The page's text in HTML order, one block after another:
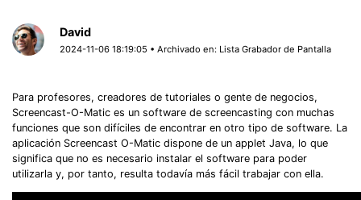
David
2024-11-06 18:19:05 • Archivado en: Lista Grabador de Pantalla
Para profesores, creadores de tutoriales o gente de negocios,
Screencast-O-Matic es un software de screencasting con muchas
funciones que son difíciles de encontrar en otro tipo de software. La
aplicación Screencast O-Matic dispone de un applet Java, lo que
significa que no es necesario instalar el software para poder
utilizarla y, por tanto, resulta todavía más fácil trabajar con ella.